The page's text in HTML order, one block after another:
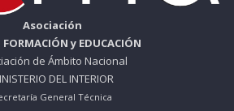
Asociación
y EDUCACIÓN
de Ámbito Nacional
DEL INTERIOR
General Técnica